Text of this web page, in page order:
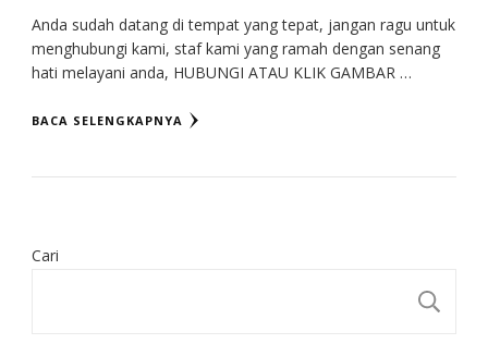
Anda sudah datang di tempat yang tepat, jangan ragu untuk
menghubungi kami, staf kami yang ramah dengan senang
hati melayani anda, HUBUNGI ATAU KLIK GAMBAR …
BACA SELENGKAPNYA
Cari